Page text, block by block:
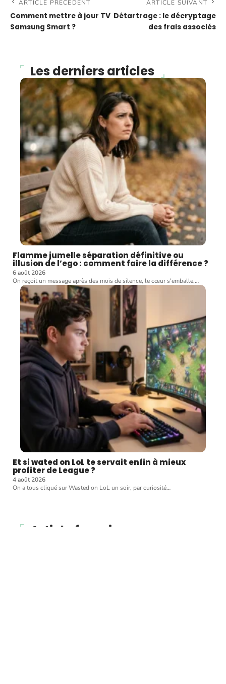
ARTICLE PRÉCÉDENT
Comment mettre à jour TV
Samsung Smart ?
ARTICLE SUIVANT
Détartrage : le décryptage
des frais associés
Les derniers articles
Flamme jumelle séparation définitive ou
illusion de l’ego : comment faire la différence ?
6 août 2026
On reçoit un message après des mois de silence, le cœur s'emballe,…
Et si wated on LoL te servait enfin à mieux
profiter de League ?
4 août 2026
On a tous cliqué sur Wasted on LoL un soir, par curiosité…
Article favori